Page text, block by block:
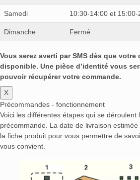
Samedi 10:30-14:00 et 15:00-
Dimanche Fermé
Vous serez averti par SMS dès que votre
disponible. Une pièce d’identité vous
pouvoir récupérer votre commande.
X
Précommandes - fonctionnement
Voici les différentes étapes qui se déroulent
précommande. La date de livraison
la fiche produit pour vous permettre de
vous convient.